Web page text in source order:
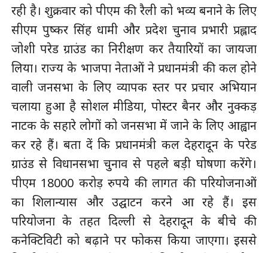
रही है। शुक्रवार को पीएम की रैली को भव्य बनाने के लिए
सीएम पुष्कर सिंह धामी और प्रदेश चुनाव प्रभारी प्रह्लाद
जोशी परेड ग्राउंड का निरीक्षण कर तैयारियों का जायजा
लिया। राज्य के भाजपा नेताओं ने प्रधानमंत्री की कल होने
वाली जनसभा के लिए व्यापक स्तर पर प्रचार अभियान
चलाया हुआ है सोशल मीडिया, पोस्टर बैनर और नुक्कड़
नाटक के सहारे लोगों को जनसभा में जाने के लिए आह्वान
कर रहे हैं। बता दें कि प्रधानमंत्री कल देहरादून के परेड
ग्राउंड से विधानसभा चुनाव से पहले बड़ी घोषणा करेंगे।
पीएम 18000 करोड़ रुपये की लागत की परियोजनाओं
का शिलान्यास और उद्घाटन करने आ रहे हैं। इस
परियोजना के तहत दिल्ली से देहरादून के बीचे की
कनेक्टिविटी को बढ़ाने पर फोकस किया जाएगा। इससे